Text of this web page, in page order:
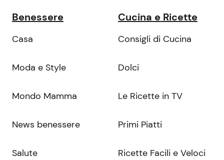
Benessere
Casa
Moda e Style
Mondo Mamma
News benessere
Salute
Cucina e Ricette
Consigli di Cucina
Dolci
Le Ricette in TV
Primi Piatti
Ricette Facili e Veloci